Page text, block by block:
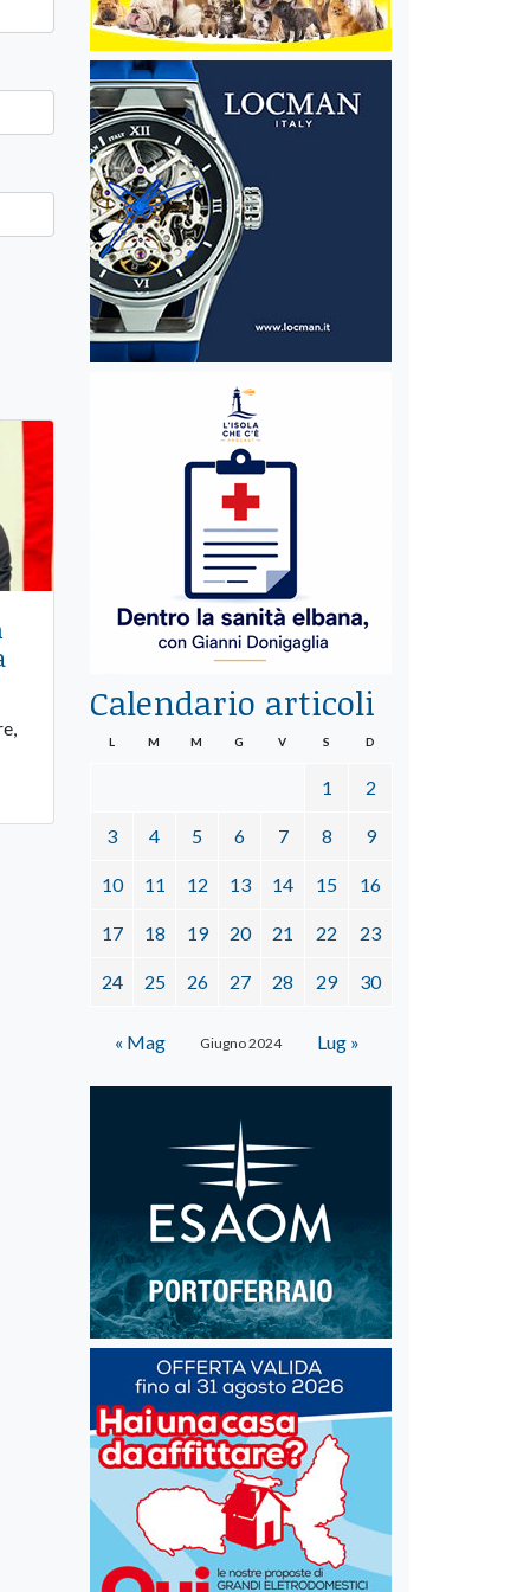
Calendario articoli
Giugno 2024
L M M G V S D
1 2
3 4 5 6 7 8 9
10 11 12 13 14 15 16
17 18 19 20 21 22 23
24 25 26 27 28 29 30
« Mag Lug »